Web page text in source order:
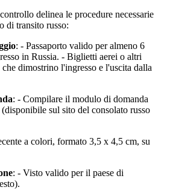
delinea le procedure necessarie
di transito russo:
: - Passaporto valido per almeno 6
in Russia. - Biglietti aerei o altri
dimostrino l'ingresso e l'uscita dalla
: - Compilare il modulo di domanda
sul sito del consolato russo
a colori, formato 3,5 x 4,5 cm, su
: - Visto valido per il paese di